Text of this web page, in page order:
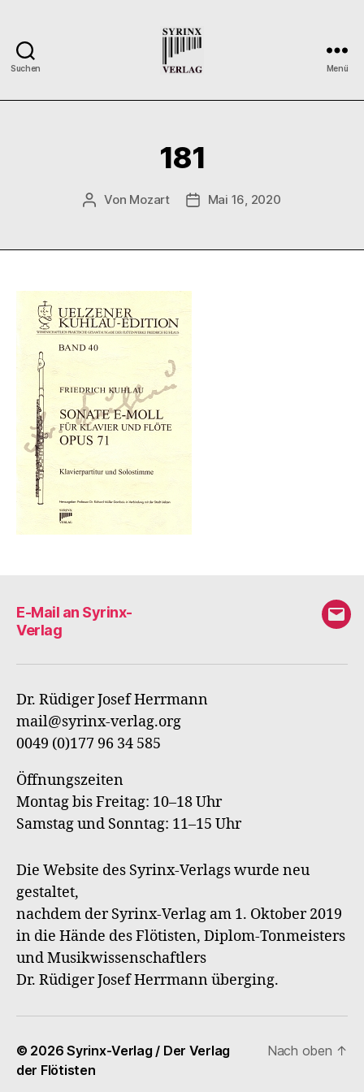
Suchen
Verlag
Verlag
der
Flötisten
Menü
181
Beitragsautor
Von Mozart Veröffentlichungsdatum
Mai 16, 2020
E-Mail an Syrinx-
Verlag
E-
an
Dr. Rüdiger Josef Herrmann
mail@syrinx-verlag.org
0049 (0)177 96 34 585
Öffnungszeiten
Montag bis Freitag: 10–18 Uhr
Samstag und Sonntag: 11–15 Uhr
Die Website des Syrinx-Verlags wurde neu
gestaltet,
nachdem der Syrinx-Verlag am 1. Oktober 2019
in die Hände des Flötisten, Diplom-Tonmeisters
und Musikwissenschaftlers
Dr. Rüdiger Josef Herrmann überging.
© 2026Syrinx-Verlag / Der Verlag
der Flötisten
Nach oben ↑